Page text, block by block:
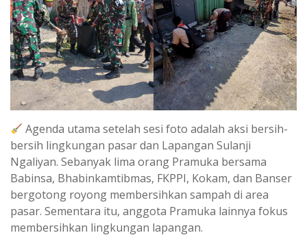
Agenda utama setelah sesi foto adalah aksi bersih-
bersih lingkungan pasar dan Lapangan Sulanji
Ngaliyan. Sebanyak lima orang Pramuka bersama
Babinsa, Bhabinkamtibmas, FKPPI, Kokam, dan Banser
bergotong royong membersihkan sampah di area
pasar. Sementara itu, anggota Pramuka lainnya fokus
membersihkan lingkungan lapangan.